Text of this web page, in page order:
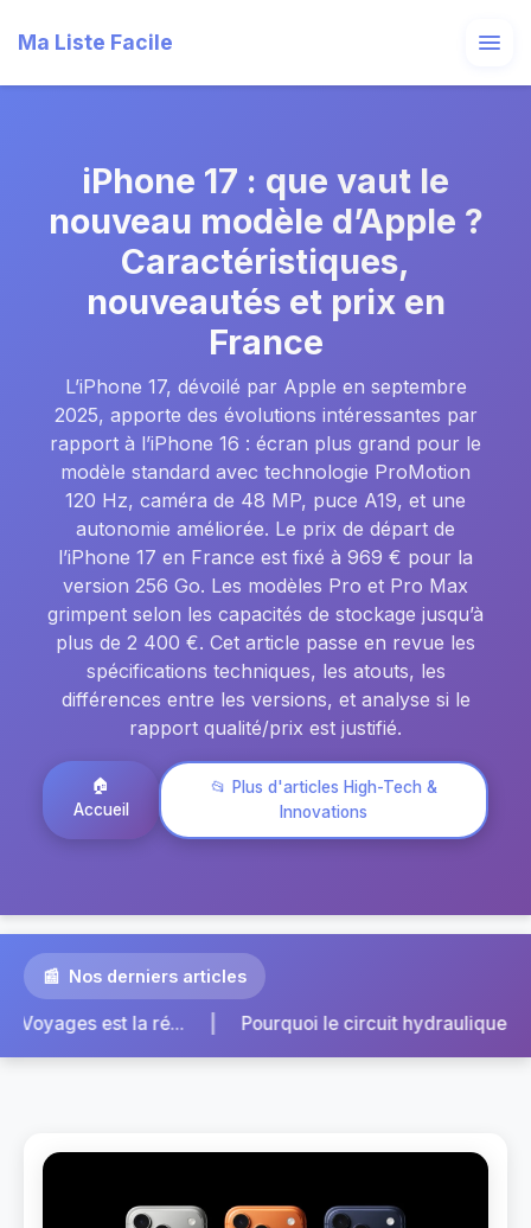
Ma Liste Facile
iPhone 17 : que vaut le
nouveau modèle d’Apple ?
Caractéristiques,
nouveautés et prix en
France
L’iPhone 17, dévoilé par Apple en septembre
2025, apporte des évolutions intéressantes par
rapport à l’iPhone 16 : écran plus grand pour le
modèle standard avec technologie ProMotion
120 Hz, caméra de 48 MP, puce A19, et une
autonomie améliorée. Le prix de départ de
l’iPhone 17 en France est fixé à 969 € pour la
version 256 Go. Les modèles Pro et Pro Max
grimpent selon les capacités de stockage jusqu’à
plus de 2 400 €. Cet article passe en revue les
spécifications techniques, les atouts, les
différences entre les versions, et analyse si le
rapport qualité/prix est justifié.
🏠
Accueil
📂 Plus d'articles High-Tech &
Innovations
Nos derniers articles
extérieur de votre chauffag... | Pièce de liaison au